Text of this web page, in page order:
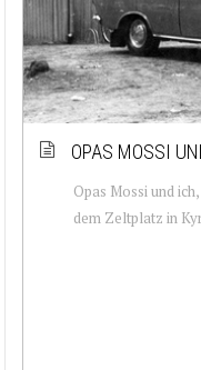
OPAS MOSSI
Opas Mossi und
dem Zeltplatz in